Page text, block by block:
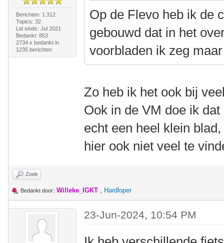
Berichten: 1.312
Topics: 32
Lid sinds: Jul 2021
Bedankt: 853
2734 x bedankt in
1235 berichten
Op de Flevo heb ik de
gebouwd dat in het
voorbladen ik zeg
Zo heb ik het ook bij
Ook in de VM doe ik
echt een heel klein
hier ook niet veel te
Zoek
Bedankt door: Willeke_IGKT , Hardloper
23-Jun-2024, 10:54 PM